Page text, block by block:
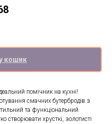
кошик
помічник на кухні!
смачних бутербродів з
та функціональний
створювати хрусткі, золотисті